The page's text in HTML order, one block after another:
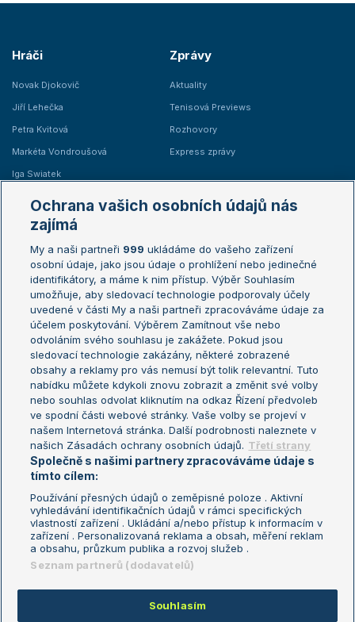
Hráči
Novak Djokovič
Jiří Lehečka
Petra Kvitová
Markéta Vondroušová
Iga Swiatek
Zprávy
Aktuality
Tenisová Previews
Rozhovory
Express zprávy
Žebříčky
Žebříček ATP (muži)
Žebříček WTA (ženy)
Sázkařský žebříček
Australian Open
French Open
Wimbledon
US Open
Turnaj mistrů
Turnaj mistryň
Aktualní trendy
Fotbalové přestupy
Livesport Daily
LS Prague Open
Podmínky užití
Nastavení soukromí
GDPR a žurnalistika
Reklama
Kontakt
Informace o zpracování osobních
údajů
Ochrana vašich osobních údajů nás
zajímá
My a naši partneři 999 ukládáme do vašeho zařízení
osobní údaje, jako jsou údaje o prohlížení nebo jedinečné
identifikátory, a máme k nim přístup. Výběr Souhlasím
umožňuje, aby sledovací technologie podporovaly účely
uvedené v části My a naši partneři zpracováváme údaje za
účelem poskytování. Výběrem Zamítnout vše nebo
odvoláním svého souhlasu je zakážete. Pokud jsou
sledovací technologie zakázány, některé zobrazené
obsahy a reklamy pro vás nemusí být tolik relevantní. Tuto
nabídku můžete kdykoli znovu zobrazit a změnit své volby
nebo souhlas odvolat kliknutím na odkaz Řízení předvoleb
ve spodní části webové stránky. Vaše volby se projeví v
našem Internetová stránka. Další podrobnosti naleznete v
našich Zásadách ochrany osobních údajů. Třetí strany
Společně s našimi partnery zpracováváme údaje s
tímto cílem:
Používání přesných údajů o zeměpisné poloze . Aktivní
vyhledávání identifikačních údajů v rámci specifických
vlastností zařízení . Ukládání a/nebo přístup k informacím v
zařízení . Personalizovaná reklama a obsah, měření reklam
a obsahu, průzkum publika a rozvoj služeb .
Seznam partnerů (dodavatelů)
Souhlasím